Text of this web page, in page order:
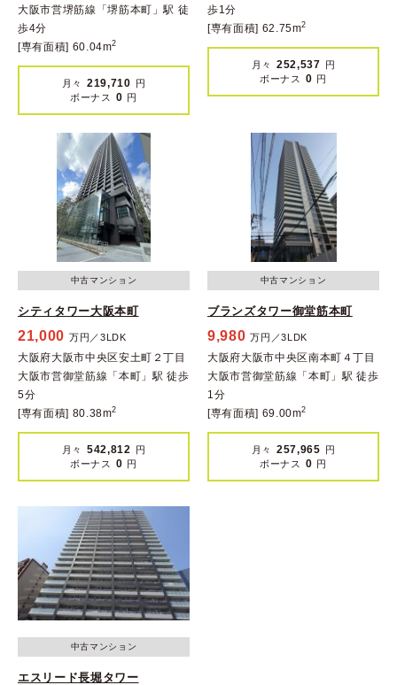
大阪市営堺筋線「堺筋本町」駅 徒
歩4分
[専有面積] 60.04m2
月々 219,710 円
ボーナス
0 円
歩1分
[専有面積] 62.75m2
月々 252,537 円
ボーナス
0 円
中古マンション
シティタワー大阪本町
21,000 万円／3LDK
大阪府大阪市中央区安土町２丁目
大阪市営御堂筋線「本町」駅 徒歩
5分
[専有面積] 80.38m2
月々 542,812
円
ボーナス
0 円
中古マンション
ブランズタワー御堂筋本町
9,980 万円／3LDK
大阪府大阪市中央区南本町４丁目
大阪市営御堂筋線「本町」駅 徒歩
1分
[専有面積] 69.00m2
月々 257,965 円
ボーナス
0 円
中古マンション
エスリード長堀タワー